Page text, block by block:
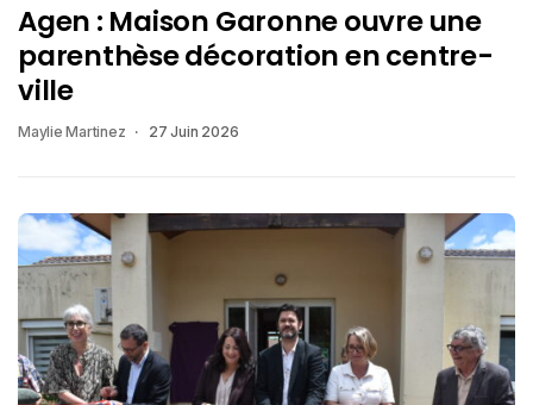
Agen : Maison Garonne ouvre une
parenthèse décoration en centre-
ville
Maylie Martinez 27 Juin 2026